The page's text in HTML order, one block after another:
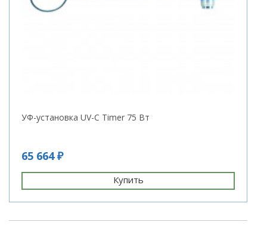
УФ-установка UV-C Timer 75 Вт
65 664 ₽
Купить